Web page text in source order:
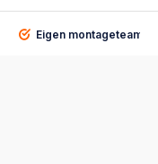
Eigen montageteam